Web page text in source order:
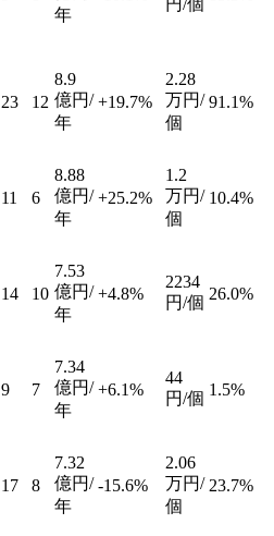
年
円/個
23 12
8.9
億円/
年
+19.7%
2.28
万円/
個
91.1%
11 6
8.88
億円/
年
+25.2%
1.2
万円/
個
10.4%
14 10
7.53
億円/
年
+4.8%
2234
円/個 26.0%
9 7
7.34
億円/
年
+6.1%
44
円/個 1.5%
17 8
7.32
億円/
年
-15.6%
2.06
万円/
個
23.7%